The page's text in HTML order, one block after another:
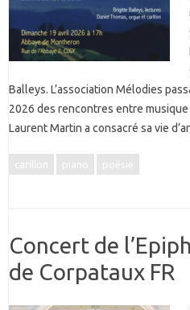
Balleys. L’association Mélodies
2026 des rencontres entre
Laurent Martin a consacré sa vie
carillon piano poésie
Concert de
de Corpataux FR